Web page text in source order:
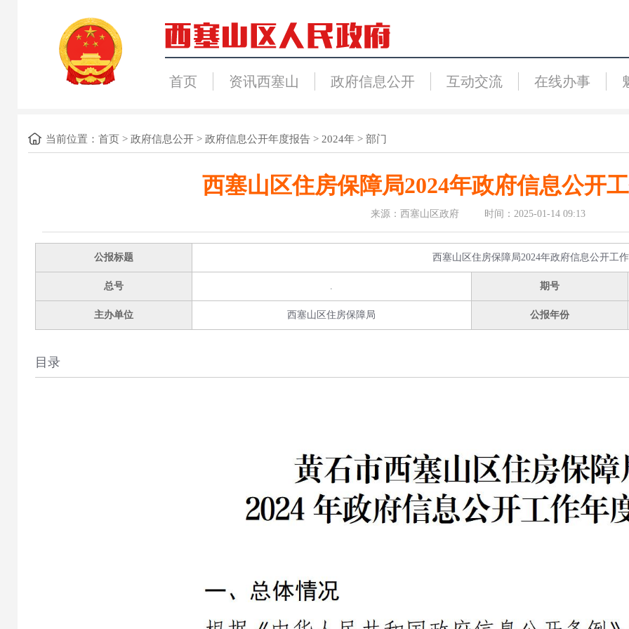
首页 资讯西塞山 政府信息公开 互动交流 在线办事
当前位置： 首页> 政府信息公开> 政府信息公开年度报告> 2024年> 部门
西塞山区住房保障局2024年政府信息公开
来源：西塞山区政府 时间：2025-01-14 09:13
公报标题 西塞山区住房保障局2024年政府信息公开工
总号 . 期号
主办单位 西塞山区住房保障局 公报年份
目录